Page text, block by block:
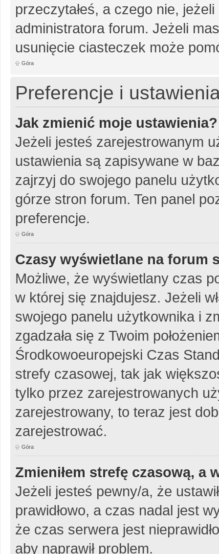
przeczytałeś, a czego nie,
administratora forum. Jeżeli
usunięcie ciasteczek może
Góra
Preferencje i
Jak zmienić moje ustawienia?
Jeżeli jesteś zarejestrowanym
ustawienia są zapisywane w
zajrzyj do swojego panelu
górze stron forum. Ten panel
preferencje.
Góra
Czasy wyświetlane na forum
Możliwe, że wyświetlany czas
w której się znajdujesz. Jeżeli
swojego panelu użytkownika i
zgadzała się z Twoim
Środkowoeuropejski Czas
strefy czasowej, tak jak
tylko przez zarejestrowanych
zarejestrowany, to teraz jest
zarejestrować.
Góra
Zmieniłem strefę czasową, a
Jeżeli jesteś pewny/a, że
prawidłowo, a czas nadal jest
że czas serwera jest
aby naprawił problem.